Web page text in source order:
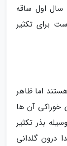
سال اول ساقه
برای تکثیر
اما ظاهر
خوراکی آن ها
بذر تکثیر
درون گلدانی